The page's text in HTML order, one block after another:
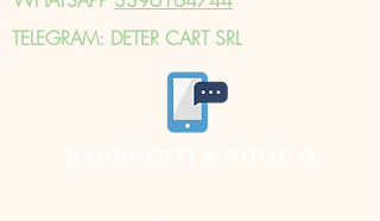
TELEGRAM: DETER CART SRL